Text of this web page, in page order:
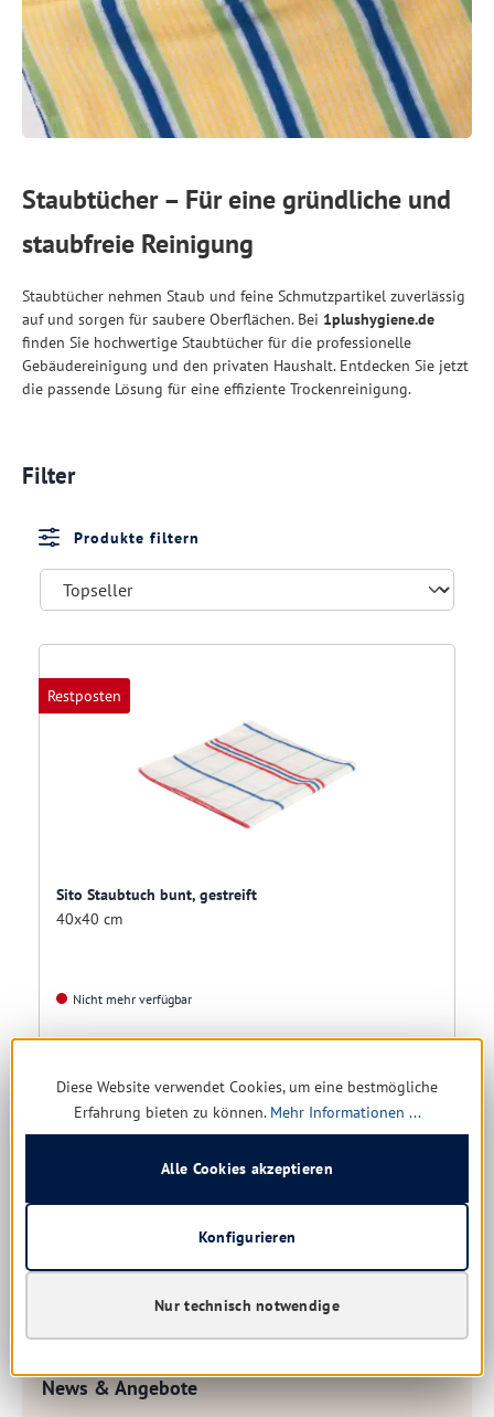
Staubtücher – Für eine gründliche und
staubfreie Reinigung
Staubtücher nehmen Staub und feine Schmutzpartikel zuverlässig
auf und sorgen für saubere Oberflächen. Bei 1plushygiene.de
finden Sie hochwertige Staubtücher für die professionelle
Gebäudereinigung und den privaten Haushalt. Entdecken Sie jetzt
die passende Lösung für eine effiziente Trockenreinigung.
Filter
Produkte filtern
Restposten
Sito Staubtuch bunt, gestreift
40x40 cm
Nicht mehr verfügbar
1,75 € (72% gespart)
News & Angebote
Diese Website verwendet Cookies, um eine bestmögliche
Erfahrung bieten zu können. Mehr Informationen ...
Nur technisch notwendige
Konfigurieren
Alle Cookies akzeptieren